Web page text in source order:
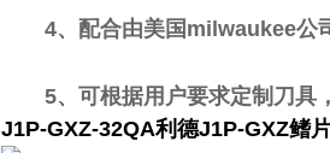
4、配合由美国milwaukee公司
5、可根据用户要求定制刀具，
J1P-GXZ-32QA利德J1P-GXZ鳍